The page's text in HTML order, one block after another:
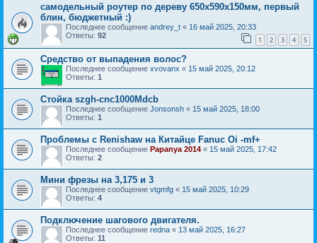
самодельный роутер по дереву 650х590х150мм, первый
блин, бюджетный :)
Последнее сообщение andrey_t « 16 май 2025, 20:33
Ответы: 92 1 2 3 4 5
Средство от выпадения волос?
Последнее сообщение xvovanx « 15 май 2025, 20:12
Ответы: 1
Стойка szgh-cnc1000Mdcb
Последнее сообщение Jonsonsh « 15 май 2025, 18:00
Ответы: 1
Проблемы с Renishaw на Китайце Fanuc Oi -mf+
Последнее сообщение Papanya 2014 « 15 май 2025, 17:42
Ответы: 2
Мини фрезы на 3,175 и 3
Последнее сообщение vtgmfg « 15 май 2025, 10:29
Ответы: 4
Подключение шагового двигателя.
Последнее сообщение redna « 13 май 2025, 16:27
Ответы: 11